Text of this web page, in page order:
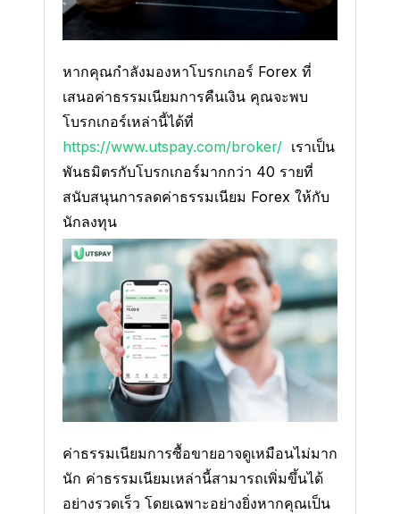
หากคุณกำลังมองหาโบรกเกอร์ Forex ที่
เสนอค่าธรรมเนียมการคืนเงิน คุณจะพบ
โบรกเกอร์เหล่านี้ได้ที่
https://www.utspay.com/broker/ เราเป็น
พันธมิตรกับโบรกเกอร์มากกว่า 40 รายที่
สนับสนุนการลดค่าธรรมเนียม Forex ให้กับ
นักลงทุน
ค่าธรรมเนียมการซื้อขายอาจดูเหมือนไม่มาก
นัก ค่าธรรมเนียมเหล่านี้สามารถเพิ่มขึ้นได้
อย่างรวดเร็ว โดยเฉพาะอย่างยิ่งหากคุณเป็น